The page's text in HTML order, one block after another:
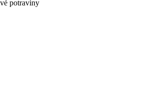
potraviny